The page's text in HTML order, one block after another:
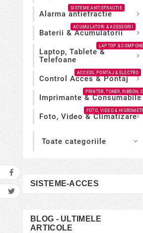
Alarma antiefractie
SISTEME ANTIEFRACTIE

Baterii & Acumulatorii
ACUMULATORI & ACESSORII

Laptop, Tablete &
Telefoane
LAPTOP &

Control Acces & Pontaj
ACCESS, PONTAJ & ELECTRO

Imprimante & Consumabile
PRINTER, TONER, RIBBON,

Foto, Video & Climatizare
FOTO, VIDEO &

Toate categoriile 
SISTEME-ACCES
BLOG - ULTIMELE
ARTICOLE